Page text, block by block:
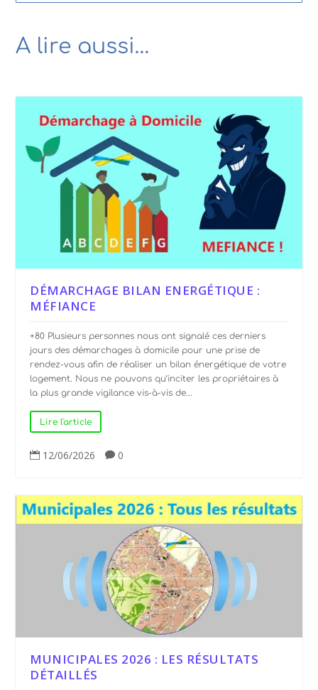
A lire aussi…
DÉMARCHAGE BILAN ENERGÉTIQUE :
MÉFIANCE
+80 Plusieurs personnes nous ont signalé ces derniers
jours des démarchages à domicile pour une prise de
rendez-vous afin de réaliser un bilan énergétique de votre
logement. Nous ne pouvons qu’inciter les propriétaires à
la plus grande vigilance vis-à-vis de...
Lire l'article
 12/06/2026  0
MUNICIPALES 2026 : LES RÉSULTATS
DÉTAILLÉS